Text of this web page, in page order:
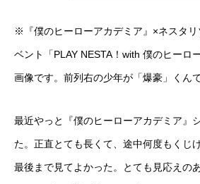
※『僕のヒーローアカデミア』×ネスタリ
ベント「PLAY NESTA！with 僕のヒーロ
画像です。前列右の少年が「爆豪」くんで
最近やっと『僕のヒーローアカデミア』
た。正直とても長くて、途中何度もくじ
最後まで見てよかった。とても見応えの